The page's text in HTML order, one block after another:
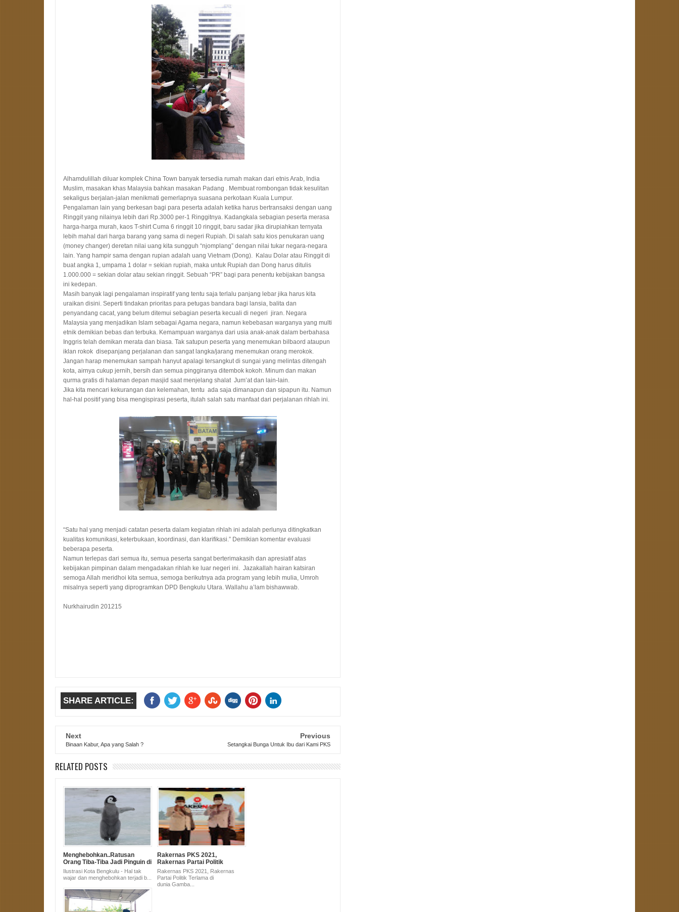
Alhamdulillah diluar komplek China Town banyak tersedia rumah makan dari etnis Arab, India
Muslim, masakan khas Malaysia bahkan masakan Padang . Membuat rombongan tidak kesulitan
sekaligus berjalan-jalan menikmati gemerlapnya suasana perkotaan Kuala Lumpur.
Pengalaman lain yang berkesan bagi para peserta adalah ketika harus bertransaksi dengan uang
Ringgit yang nilainya lebih dari Rp.3000 per-1 Ringgitnya. Kadangkala sebagian peserta merasa
harga-harga murah, kaos T-shirt Cuma 6 ringgit 10 ringgit, baru sadar jika dirupiahkan ternyata
lebih mahal dari harga barang yang sama di negeri Rupiah. Di salah satu kios penukaran uang
(money changer) deretan nilai uang kita sungguh “njomplang” dengan nilai tukar negara-negara
lain. Yang hampir sama dengan rupian adalah uang Vietnam (Dong). Kalau Dolar atau Ringgit di
buat angka 1, umpama 1 dolar = sekian rupiah, maka untuk Rupiah dan Dong harus ditulis
1.000.000 = sekian dolar atau sekian ringgit. Sebuah “PR” bagi para penentu kebijakan bangsa
ini kedepan.
Masih banyak lagi pengalaman inspiratif yang tentu saja terlalu panjang lebar jika harus kita
uraikan disini. Seperti tindakan prioritas para petugas bandara bagi lansia, balita dan
penyandang cacat, yang belum ditemui sebagian peserta kecuali di negeri jiran. Negara
Malaysia yang menjadikan Islam sebagai Agama negara, namun kebebasan warganya yang multi
etnik demikian bebas dan terbuka. Kemampuan warganya dari usia anak-anak dalam berbahasa
Inggris telah demikan merata dan biasa. Tak satupun peserta yang menemukan bilbaord ataupun
iklan rokok disepanjang perjalanan dan sangat langka/jarang menemukan orang merokok.
Jangan harap menemukan sampah hanyut apalagi tersangkut di sungai yang melintas ditengah
kota, airnya cukup jernih, bersih dan semua pinggiranya ditembok kokoh. Minum dan makan
qurma gratis di halaman depan masjid saat menjelang shalat Jum’at dan lain-lain.
Jika kita mencari kekurangan dan kelemahan, tentu ada saja dimanapun dan sipapun itu. Namun
hal-hal positif yang bisa mengispirasi peserta, itulah salah satu manfaat dari perjalanan rihlah ini.
“Satu hal yang menjadi catatan peserta dalam kegiatan rihlah ini adalah perlunya ditingkatkan
kualitas komunikasi, keterbukaan, koordinasi, dan klarifikasi.” Demikian komentar evaluasi
beberapa peserta.
Namun terlepas dari semua itu, semua peserta sangat berterimakasih dan apresiatif atas
kebijakan pimpinan dalam mengadakan rihlah ke luar negeri ini. Jazakallah hairan katsiran
semoga Allah meridhoi kita semua, semoga berikutnya ada program yang lebih mulia, Umroh
misalnya seperti yang diprogramkan DPD Bengkulu Utara. Wallahu a’lam bishawwab.
Nurkhairudin 201215
SHARE ARTICLE:
Next
Binaan Kabur, Apa yang Salah ?
Previous
Setangkai Bunga Untuk Ibu dari Kami PKS
RELATED POSTS
Menghebohkan..Ratusan
Orang Tiba-Tiba Jadi Pinguin di
Wahana Surya Bengkulu
Ilustrasi Kota Bengkulu - Hal tak
wajar dan menghebohkan terjadi b...
Rakernas PKS 2021,
Rakernas Partai Politik
Terlama di dunia
Rakernas PKS 2021, Rakernas
Partai Politik Terlama di
dunia Gamba...